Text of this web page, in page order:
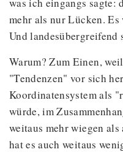
mehr als nur Lücken.
Und landesübergreifend
Warum? Zum Einen,
"Tendenzen" vor sich
Koordinatensystem als
würde, im
weitaus mehr wiegen als
hat es auch weitaus